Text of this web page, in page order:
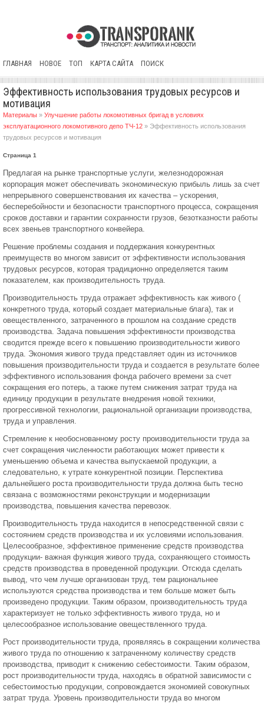
ГЛАВНАЯ НОВОЕ ТОП КАРТА САЙТА ПОИСК
Эффективность использования трудовых ресурсов и
мотивация
Материалы » Улучшение работы локомотивных бригад в условиях
эксплуатационного локомотивного депо ТЧ-12 » Эффективность использования
трудовых ресурсов и мотивация
Страница 1
Предлагая на рынке транспортные услуги, железнодорожная
корпорация может обеспечивать экономическую прибыль лишь за счет
непрерывного совершенствования их качества – ускорения,
бесперебойности и безопасности транспортного процесса, сокращения
сроков доставки и гарантии сохранности грузов, безотказности работы
всех звеньев транспортного конвейера.
Решение проблемы создания и поддержания конкурентных
преимуществ во многом зависит от эффективности использования
трудовых ресурсов, которая традиционно определяется таким
показателем, как производительность труда.
Производительность труда отражает эффективность как живого (
конкретного труда, который создает материальные блага), так и
овеществленного, затраченного в прошлом на создание средств
производства. Задача повышения эффективности производства
сводится прежде всего к повышению производительности живого
труда. Экономия живого труда представляет один из источников
повышения производительности труда и создается в результате более
эффективного использования фонда рабочего времени за счет
сокращения его потерь, а также путем снижения затрат труда на
единицу продукции в результате внедрения новой техники,
прогрессивной технологии, рациональной организации производства,
труда и управления.
Стремление к необоснованному росту производительности труда за
счет сокращения численности работающих может привести к
уменьшению объема и качества выпускаемой продукции, а
следовательно, к утрате конкурентной позиции. Перспектива
дальнейшего роста производительности труда должна быть тесно
связана с возможностями реконструкции и модернизации
производства, повышения качества перевозок.
Производительность труда находится в непосредственной связи с
состоянием средств производства и их условиями использования.
Целесообразное, эффективное применение средств производства
продукции- важная функция живого труда, сохраняющего стоимость
средств производства в проведенной продукции. Отсюда сделать
вывод, что чем лучше организован труд, тем рациональнее
используются средства производства и тем больше может быть
произведено продукции. Таким образом, производительность труда
характеризует не только эффективность живого труда, но и
целесообразное использование овеществленного труда.
Рост производительности труда, проявляясь в сокращении количества
живого труда по отношению к затраченному количеству средств
производства, приводит к снижению себестоимости. Таким образом,
рост производительности труда, находясь в обратной зависимости с
себестоимостью продукции, сопровождается экономией совокупных
затрат труда. Уровень производительности труда во многом